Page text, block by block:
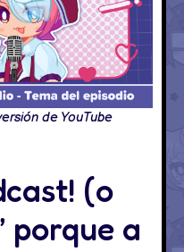
de YouTube
(o
porque a